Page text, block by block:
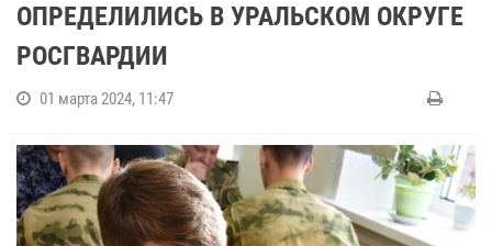
ОПРЕДЕЛИЛИСЬ В УРАЛЬСКОМ ОКРУГЕ
РОСГВАРДИИ
01 марта 2024, 11:47